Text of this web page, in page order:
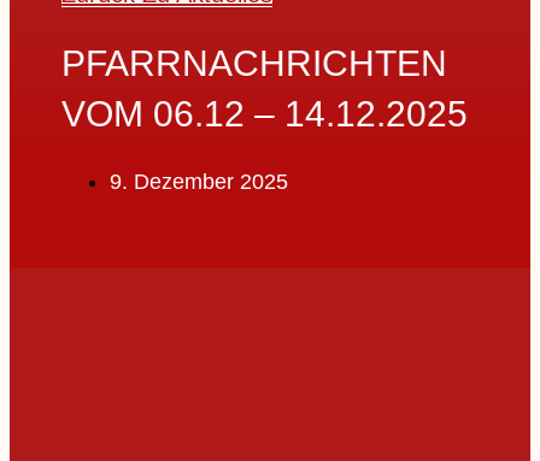
PFARRNACHRICHTEN
VOM 06.12 – 14.12.2025
9. Dezember 2025